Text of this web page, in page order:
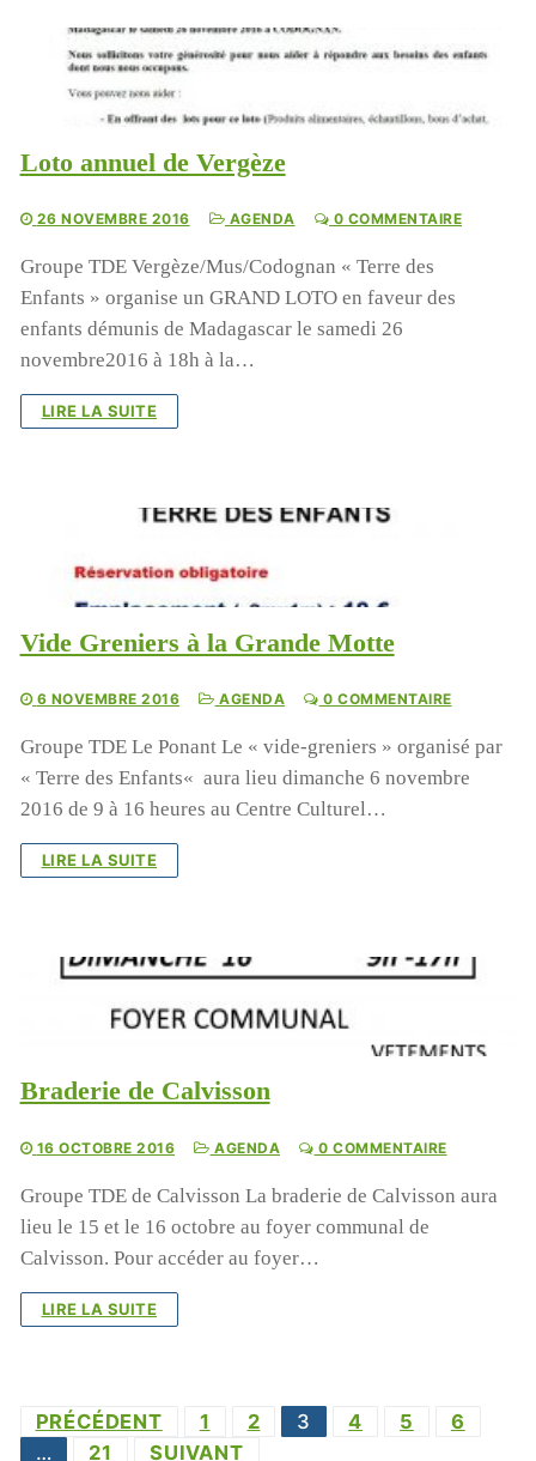
Loto annuel de Vergèze
26 NOVEMBRE 2016 AGENDA 0 COMMENTAIRE
Groupe TDE Vergèze/Mus/Codognan « Terre des
Enfants » organise un GRAND LOTO en faveur des
enfants démunis de Madagascar le samedi 26
novembre2016 à 18h à la…
LIRE LA SUITE
Vide Greniers à la Grande Motte
6 NOVEMBRE 2016 AGENDA 0 COMMENTAIRE
Groupe TDE Le Ponant Le « vide-greniers » organisé par
« Terre des Enfants« aura lieu dimanche 6 novembre
2016 de 9 à 16 heures au Centre Culturel…
LIRE LA SUITE
Braderie de Calvisson
16 OCTOBRE 2016 AGENDA 0 COMMENTAIRE
Groupe TDE de Calvisson La braderie de Calvisson aura
lieu le 15 et le 16 octobre au foyer communal de
Calvisson. Pour accéder au foyer…
LIRE LA SUITE
Pagination
des
PRÉCÉDENT 1 2 3 4 5
6
…
21 SUIVANT